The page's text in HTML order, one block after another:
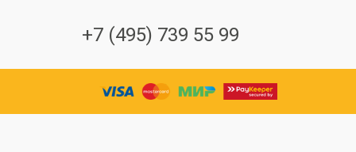
+7 (495) 739 55 99